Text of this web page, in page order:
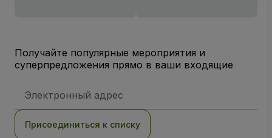
Получайте популярные мероприятия и
суперпредложения прямо в ваши входящие
электронной
Присоединиться к списку